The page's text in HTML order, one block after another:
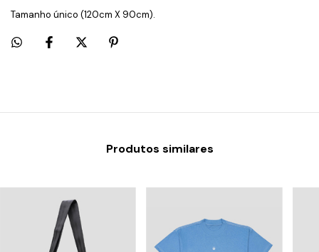
Tamanho único (120cm X 90cm).
Produtos similares